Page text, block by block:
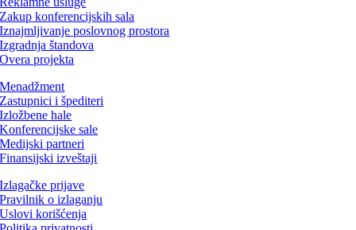
Zakup konferencijskih sala
Iznajmljivanje poslovnog prostora
Izgradnja štandova
Overa projekta
Menadžment
Zastupnici i špediteri
Izložbene hale
Konferencijske sale
Medijski partneri
Finansijski izveštaji
Izlagačke prijave
Pravilnik o izlaganju
Uslovi korišćenja